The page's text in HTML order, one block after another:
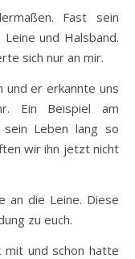
Fast sein
und Halsband.
sich nur an mir.
und er erkannte uns
Ein Beispiel am
Leben lang so
wir ihn jetzt nicht
an die Leine. Diese
zu euch.
mit und schon hatte